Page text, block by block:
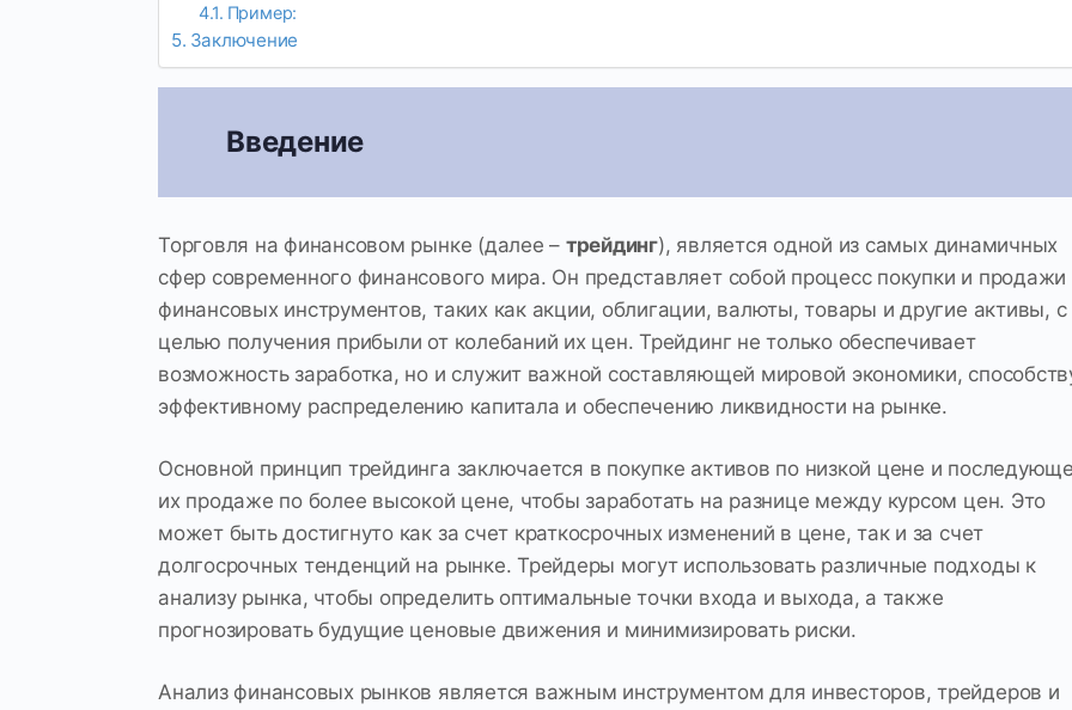
Пример:
Заключение
Введение
Торговля на финансовом рынке (далее – трейдинг), является одной из самых динамичных
сфер современного финансового мира. Он представляет собой процесс покупки и продажи
финансовых инструментов, таких как акции, облигации, валюты, товары и другие активы, с
целью получения прибыли от колебаний их цен. Трейдинг не только обеспечивает
возможность заработка, но и служит важной составляющей мировой экономики,
эффективному распределению капитала и обеспечению ликвидности на рынке.
Основной принцип трейдинга заключается в покупке активов по низкой цене и
их продаже по более высокой цене, чтобы заработать на разнице между курсом цен. Это
может быть достигнуто как за счет краткосрочных изменений в цене, так и за счет
долгосрочных тенденций на рынке. Трейдеры могут использовать различные подходы к
анализу рынка, чтобы определить оптимальные точки входа и выхода, а также
прогнозировать будущие ценовые движения и минимизировать риски.
Анализ финансовых рынков является важным инструментом для инвесторов, трейдеров и